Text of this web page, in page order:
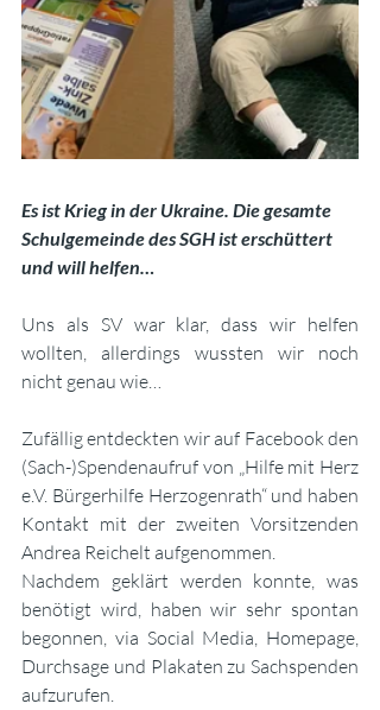
Es ist Krieg in der Ukraine. Die gesamte
Schulgemeinde des SGH ist erschüttert
und will helfen…
Uns als SV war klar, dass wir helfen
wollten, allerdings wussten wir noch
nicht genau wie…
Zufällig entdeckten wir auf Facebook den
(Sach-)Spendenaufruf von „Hilfe mit Herz
e.V. Bürgerhilfe Herzogenrath“ und haben
Kontakt mit der zweiten Vorsitzenden
Andrea Reichelt aufgenommen.
Nachdem geklärt werden konnte, was
benötigt wird, haben wir sehr spontan
begonnen, via Social Media, Homepage,
Durchsage und Plakaten zu Sachspenden
aufzurufen.